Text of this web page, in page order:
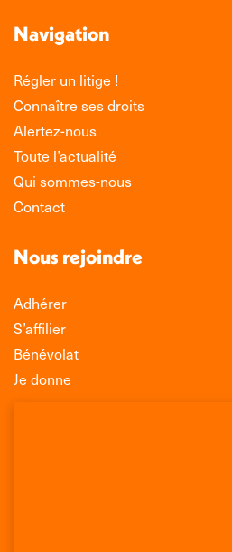
Navigation
Régler un litige !
Connaître ses droits
Alertez-nous
Toute l’actualité
Qui sommes-nous
Contact
Nous rejoindre
Adhérer
S’affilier
Bénévolat
Je donne